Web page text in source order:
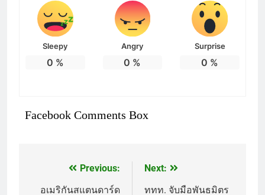
Sleepy
0 %
Angry
0 %
Surprise
0 %
Facebook Comments Box
แนะแนวPrevious:
อเมริกันสแตนดาร์ด
Next:
ททท. จับมือพันธมิตร